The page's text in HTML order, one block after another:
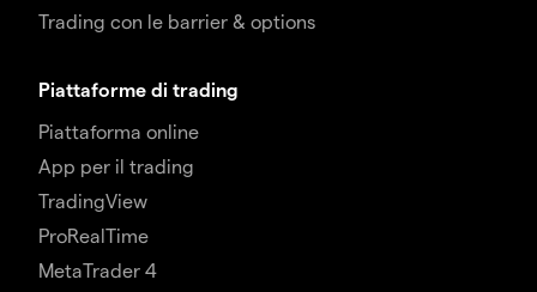
Trading con le barrier & options
Piattaforme di trading
Piattaforma online
App per il trading
TradingView
ProRealTime
MetaTrader 4